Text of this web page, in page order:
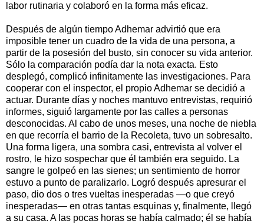
labor rutinaria y colaboró en la forma más eficaz.
Después de algún tiempo Adhemar advirtió que era
imposible tener un cuadro de la vida de una persona, a
partir de la posesión del busto, sin conocer su vida anterior.
Sólo la comparación podía dar la nota exacta. Esto
desplegó, complicó infinitamente las investigaciones. Para
cooperar con el inspector, el propio Adhemar se decidió a
actuar. Durante días y noches mantuvo entrevistas, requirió
informes, siguió largamente por las calles a personas
desconocidas. Al cabo de unos meses, una noche de niebla
en que recorría el barrio de la Recoleta, tuvo un sobresalto.
Una forma ligera, una sombra casi, entrevista al volver el
rostro, le hizo sospechar que él también era seguido. La
sangre le golpeó en las sienes; un sentimiento de horror
estuvo a punto de paralizarlo. Logró después apresurar el
paso, dio dos o tres vueltas inesperadas —o que creyó
inesperadas— en otras tantas esquinas y, finalmente, llegó
a su casa. A las pocas horas se había calmado; él se había